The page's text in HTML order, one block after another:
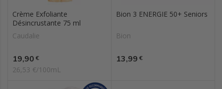
Crème Exfoliante
Désincrustante 75 ml
Caudalie
Prix
19,90 €
26,53 €/100mL
Bion 3 ENERGIE 50+ Seniors
Bion
Prix
13,99 €